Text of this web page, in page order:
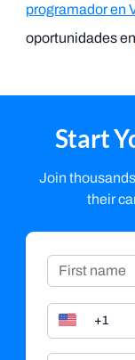
programador en
oportunidades en
Start
Join
their